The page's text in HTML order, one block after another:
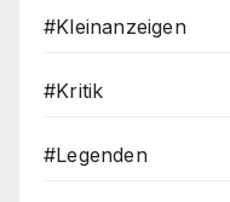
#Kleinanzeigen
#Kritik
#Legenden